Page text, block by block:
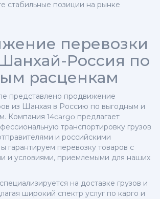
стабильные позиции на рынке
перевозки
Россия по
расценкам
представлено продвижение
из Шанхая в Россию по выгодным и
Компания 14cargo предлагает
транспортировку грузов
и российскими
гарантируем перевозку товаров с
и условиями, приемлемыми для наших
на доставке грузов и
широкий спектр услуг по карго и